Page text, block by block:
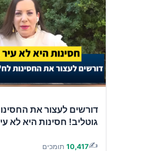
דורשים לעצור את
גוטליב! חסינות היא לא
✍️
10,417 תומכים